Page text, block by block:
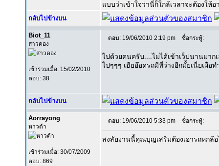
แบบว่าเข้าใจว่านี่ก็ใกล้เวลาจะต้องใ
กลับไปข้างบน
Biot_11
สาวดอง
เข้าร่วมเมื่อ: 15/02/2010
ตอบ: 38
ตอบ: 19/06/2010 2:19 pm ชื่อกระทู้:
ไปด้วยคนครับ....ไม่ได้เข้าเว็ปนานมาก
ไปๆๆๆ เฮียอ๊อดรถมีที่ว่างอีกมั้ยเนี่ยเผื่อ
กลับไปข้างบน
Aorrayong
หาวด้า
เข้าร่วมเมื่อ: 30/07/2009
ตอบ: 869
ตอบ: 19/06/2010 5:33 pm ชื่อกระทู้:
สงสัยงานนี้คุณบุญเสริมต้องเอารถหกล้